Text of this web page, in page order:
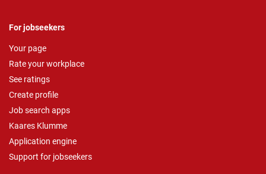
For jobseekers
Your page
Rate your workplace
See ratings
Create profile
Job search apps
Kaares Klumme
Application engine
Support for jobseekers